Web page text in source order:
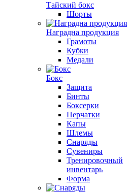
Тайский бокс
Шорты
Наградна продукция
Грамоты
Кубки
Медали
Бокс
Защита
Бинты
Боксерки
Перчатки
Капы
Шлемы
Снаряды
Сувениры
Тренировочный
инвентарь
Форма